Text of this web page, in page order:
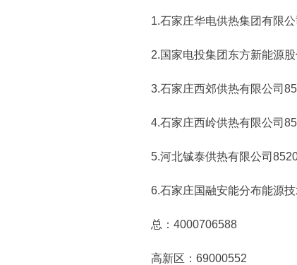
1.石家庄华电供热集团有限公
2.国家电投集团东方新能源股
3.石家庄西郊供热有限公司
4.石家庄西岭供热有限公司
5.河北铖泰供热有限公司
6.石家庄国融安能分布能源技
总：4000706588
高新区：69000552